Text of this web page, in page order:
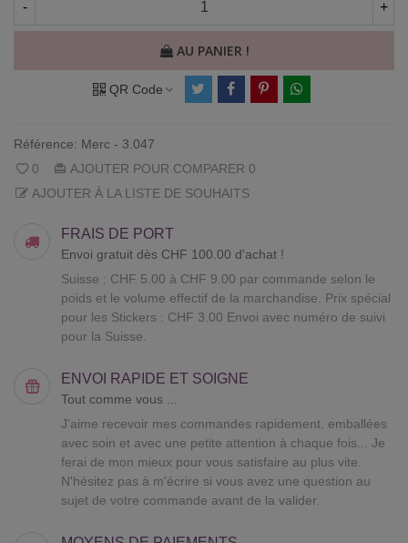
- +
AU PANIER !
QR Code
Référence: Merc - 3.047
0
AJOUTER POUR COMPARER 0
AJOUTER À LA LISTE DE SOUHAITS
FRAIS DE PORT
Envoi gratuit dès CHF 100.00 d'achat !
Suisse : CHF 5.00 à CHF 9.00 par commande selon le
poids et le volume effectif de la marchandise. Prix spécial
pour les Stickers : CHF 3.00 Envoi avec numéro de suivi
pour la Suisse.
ENVOI RAPIDE ET SOIGNE
Tout comme vous ...
J'aime recevoir mes commandes rapidement, emballées
avec soin et avec une petite attention à chaque fois... Je
ferai de mon mieux pour vous satisfaire au plus vite.
N'hésitez pas à m'écrire si vous avez une question au
sujet de votre commande avant de la valider.